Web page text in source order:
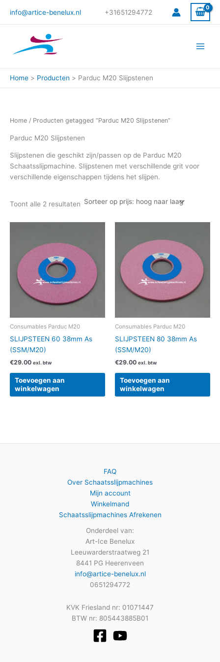
naar
de
info@artice-benelux.nl +31651294772
Home Producten Parduc M20 Slijpstenen
Home / Producten getagged “Parduc M20 Slijpstenen”
Parduc M20 Slijpstenen
Slijpstenen die geschikt zijn/passen op de Parduc M20
Schaatsslijpmachine. Slijpstenen met verschillende grit voor
verschillende eigenschappen tijdens het slijpen.
Toont alle 2 resultaten
op
prijs:
Consumables Parduc M20
SLIJPSTEEN 60 38mm As
(SSM/M20)
€29.00 exl. btw
Toevoegen aan
winkelwagen
Consumables Parduc M20
SLIJPSTEEN 80 38mm As
(SSM/M20)
€29.00 exl. btw
Toevoegen aan
winkelwagen
FAQ
Over Schaatsslijpmachines
Mijn account
Winkelmand
Schaatsslijpmachines Afrekenen
Onderdeel van:
Art-Ice Benelux
Leeuwarderstraatweg 21
8441 PG Heerenveen
info@artice-benelux.nl
0651294772
KVK Friesland nr: 01071447
BTW nr: 805443885B01